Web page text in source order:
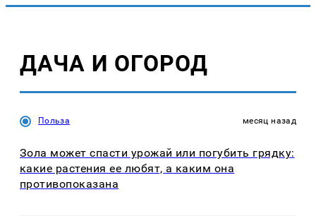
ДАЧА И ОГОРОД
Польза месяц назад
Зола может спасти урожай или погубить грядку:
какие растения ее любят, а каким она
противопоказана